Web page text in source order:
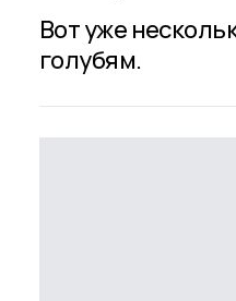
Вот уже
голубям.